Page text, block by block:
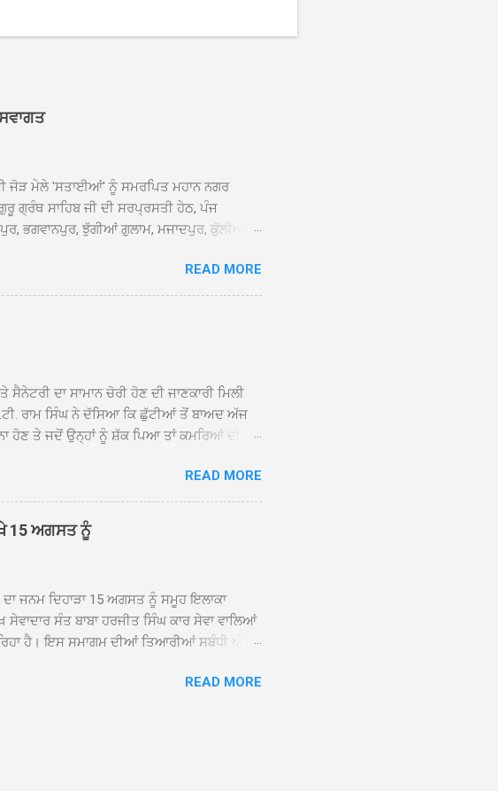
ਜੋੜ ਮੇਲੇ 'ਸਤਾਈਆਂ' ਨੂੰ ਸਮਰਪਿਤ ਮਹਾਨ ਨਗਰ
ਗ੍ਰੰਥ ਸਾਹਿਬ ਜੀ ਦੀ ਸਰਪ੍ਰਸਤੀ ਹੇਠ, ਪੰਜ
ਭਗਵਾਨਪੁਰ, ਝੁੱਗੀਆਂ ਗੁਲਾਮ, ਮਜਾਦਪੁਰ, ਕੁੱਲੀਆਂ,
ਸਾਹਿਬ ਠੱਟਾ ਵਿਖੇ ਪਹੁੰਚਣ ’ਤੇ ਮੁੱਖ ਸੇਵਾਦਾਰ
ਨਿੱਘਾ ਸਵਾਗਤ ਕੀਤਾ ਗਿਆ। ਗੁਰਦੁਆਰਾ ਸ੍ਰੀ
ਮੌਕੇ ਪੰਜ ਪਿਆਰੇ ਸਾਹਿਬਾਨ ਤੇ ਨਗਰ ਕੀਰਤਨ ਦੇ
ਸਿੰਘ ਵੱਲੋਂ ਸਿਰੋਪਾਓ ਦੇ ਕੇ ਵਿਸ਼ੇਸ਼ ਤੌਰ ’ਤੇ
READ MORE
ਦਾ ਸਾਮਾਨ ਚੋਰੀ ਹੋਣ ਦੀ ਜਾਣਕਾਰੀ ਮਿਲੀ
ਰਾਮ ਸਿੰਘ ਨੇ ਦੱਸਿਆ ਕਿ ਛੁੱਟੀਆਂ ਤੋਂ ਬਾਅਦ ਅੱਜ
ਹੋਣ ਤੇ ਜਦੋਂ ਉਨ੍ਹਾਂ ਨੂੰ ਸ਼ੱਕ ਪਿਆ ਤਾਂ ਕਮਰਿਆਂ ਦੀਆਂ
ਅਤੇ 20 ਜੂਨ ਤੱਕ ਸਭ ਠੀਕ ਸੀ। ਚੋਰੀ ਦੀ ਘਟਨਾ
ਹਰਜੀਤ ਕੌਰ, ਕਮਲਪ੍ਰੀਤ ਕੌਰ ਅਤੇ ਹਰਵਿੰਦਰ
ਸੇਵਾ ਸੀ.ਐੱਚ.ਟੀ. ਰਾਮ ਸਿੰਘ ਵੱਲੋਂ ਕੀਤੀ ਗਈ ਸੀ
ਹੋਣ ਨਾਲ ਬੱਚਿਆਂ ਦੇ ਮਾਪਿਆਂ ਵਿੱਚ ਭਾਰੀ ਰੋਸ ਹੈ ਅਤੇ
READ MORE
15 ਅਗਸਤ ਨੂੰ
ਜਨਮ ਦਿਹਾੜਾ 15 ਅਗਸਤ ਨੂੰ ਸਮੂਹ ਇਲਾਕਾ
ਸੰਤ ਬਾਬਾ ਹਰਜੀਤ ਸਿੰਘ ਕਾਰ ਸੇਵਾ ਵਾਲਿਆਂ
ਹੈ। ਇਸ ਸਮਾਗਮ ਦੀਆਂ ਤਿਆਰੀਆਂ ਸਬੰਧੀ ਅੱਜ
ਲਿਆ ਅਤੇ ਆਪੋ ਆਪਣੇ ਵਿਚਾਰ ਸਾਂਝੇ ਕੀਤੇ। ਇਸ ਸਬੰਧੀ
ਸਮਾਗਮ ਦੌਰਾਨ ਭਾਈ ਕੁਲਵੰਤ ਸਿੰਘ ਹਜੂਰੀ
READ MORE